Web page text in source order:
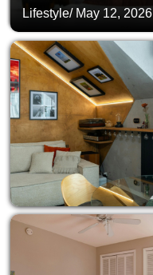
Lifestyle/ May 12, 2026